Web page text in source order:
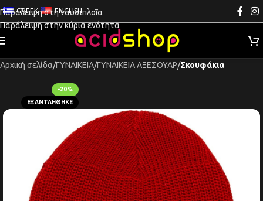
Παράλειψη στη ναυσιπλοΐα
Παράλειψη στην κύρια ενότητα
GREEK ENGLISH
Αρχική σελίδα ΓΥΝΑΙΚΕΙΑ ΓΥΝΑΙΚΕΙΑ ΑΞΕΣΟΥΑΡ Σκουφάκια
-20%
ΕΞΑΝΤΛΉΘΗΚΕ